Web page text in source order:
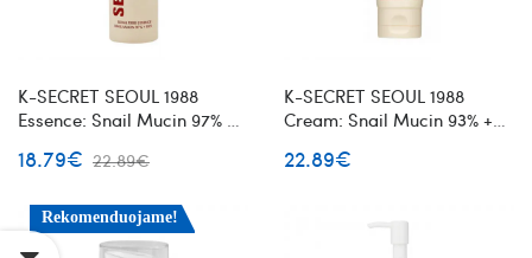
K-SECRET SEOUL 1988
Essence: Snail Mucin 97% +
sraigių mucinu
18.79€ 22.89€
K-SECRET SEOUL 1988
Cream: Snail Mucin 93% +
sraigių mucinu ir ryžiais
22.89€
Rekomenduojame!